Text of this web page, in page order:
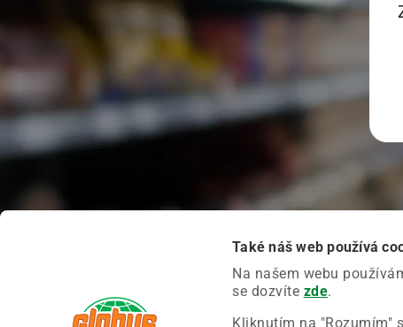
Také náš web používá
Na našem webu
se dozvíte zde.
Kliknutím na "Rozumím"